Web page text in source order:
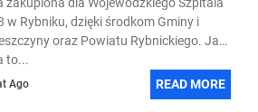
w Rybniku, dzięki środkom Gminy i
oraz Powiatu Rybnickiego. Jak
to...
Ago READ MORE